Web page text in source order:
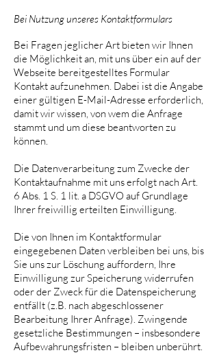
Bei Nutzung unseres Kontaktformulars
Bei Fragen jeglicher Art bieten wir Ihnen
die Möglichkeit an, mit uns über ein auf der
Webseite bereitgestelltes Formular
Kontakt aufzunehmen. Dabei ist die Angabe
einer gültigen E-Mail-Adresse erforderlich,
damit wir wissen, von wem die Anfrage
stammt und um diese beantworten zu
können.
Die Datenverarbeitung zum Zwecke der
Kontaktaufnahme mit uns erfolgt nach Art.
6 Abs. 1 S. 1 lit. a DSGVO auf Grundlage
Ihrer freiwillig erteilten Einwilligung.
Die von Ihnen im Kontaktformular
eingegebenen Daten verbleiben bei uns, bis
Sie uns zur Löschung auffordern, Ihre
Einwilligung zur Speicherung widerrufen
oder der Zweck für die Datenspeicherung
entfällt (z.B. nach abgeschlossener
Bearbeitung Ihrer Anfrage). Zwingende
gesetzliche Bestimmungen – insbesondere
Aufbewahrungsfristen – bleiben unberührt.